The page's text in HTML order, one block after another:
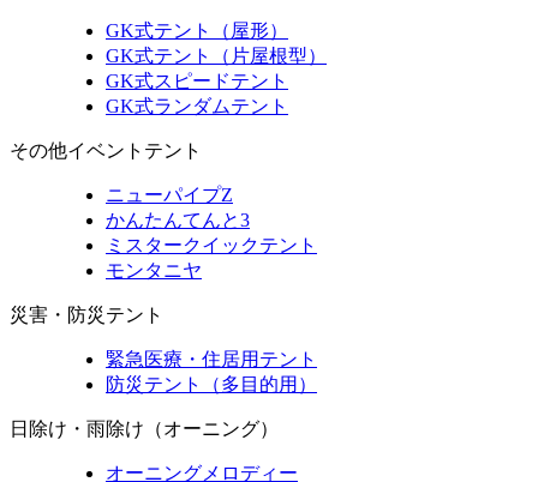
GK式テント（屋形）
GK式テント（片屋根型）
GK式スピードテント
GK式ランダムテント
その他イベントテント
ニューパイプZ
かんたんてんと3
ミスタークイックテント
モンタニヤ
災害・防災テント
緊急医療・住居用テント
防災テント（多目的用）
日除け・雨除け（オーニング）
オーニングメロディー